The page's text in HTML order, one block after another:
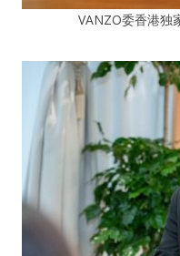
VANZO委香港独